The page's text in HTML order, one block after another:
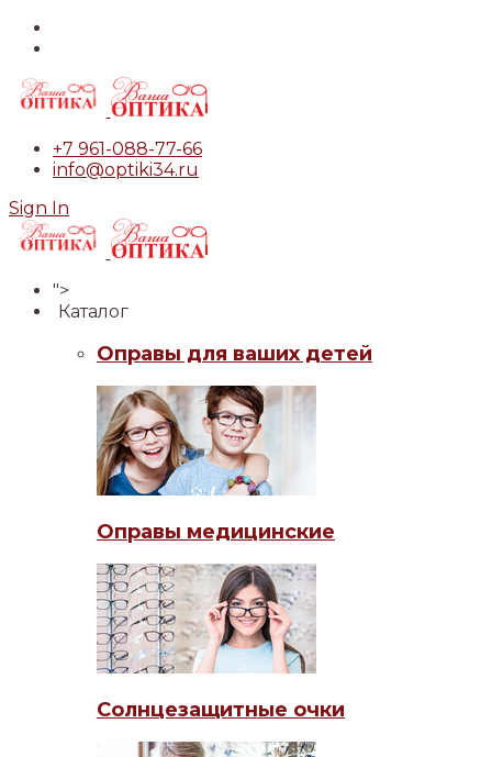
+7 961-088-77-66
info@optiki34.ru
Sign In
">
Каталог
Оправы для ваших детей
Оправы медицинские
Солнцезащитные очки